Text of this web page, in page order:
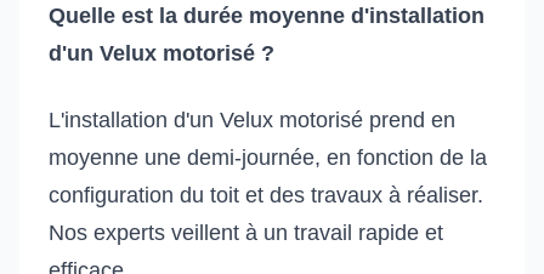
Quelle est la durée moyenne d'installation
d'un Velux motorisé ?
L'installation d'un Velux motorisé prend en
moyenne une demi-journée, en fonction de la
configuration du toit et des travaux à réaliser.
Nos experts veillent à un travail rapide et